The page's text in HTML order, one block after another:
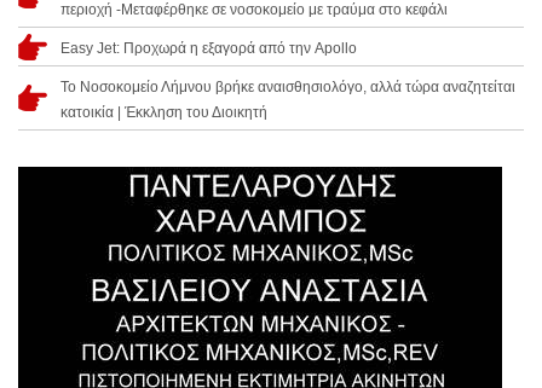
περιοχή -Μεταφέρθηκε σε νοσοκομείο με τραύμα στο κεφάλι
Easy Jet: Προχωρά η εξαγορά από την Apollo
Το Νοσοκομείο Λήμνου βρήκε αναισθησιολόγο, αλλά τώρα αναζητείται
κατοικία | Έκκληση του Διοικητή